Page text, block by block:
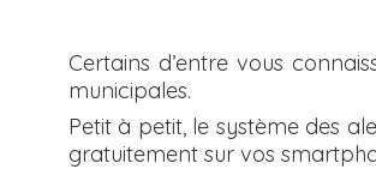
Certains d’entre vous
municipales.
Petit à petit, le système des
gratuitement sur vos